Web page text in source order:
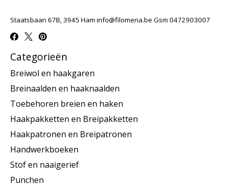
Staatsbaan 67B, 3945 Ham info@filomena.be Gsm 0472903007
Categorieën
Breiwol en haakgaren
Breinaalden en haaknaalden
Toebehoren breien en haken
Haakpakketten en Breipakketten
Haakpatronen en Breipatronen
Handwerkboeken
Stof en naaigerief
Punchen